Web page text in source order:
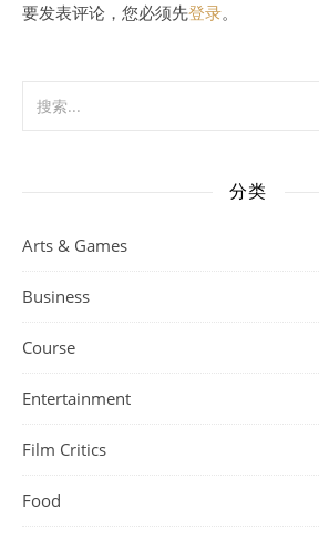
要发表评论，您必须先登录。
分类
Arts & Games
Business
Course
Entertainment
Film Critics
Food